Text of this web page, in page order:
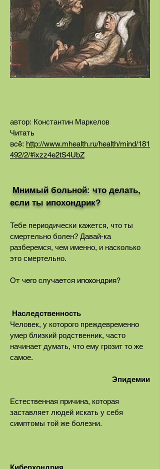
автор: Константин Маркелов
Читать
всё: http://www.mhealth.ru/health/mind/181
492/2/#ixzz4e2tS4UbZ
Мнимый больной: что делать,
если ты ипохондрик?
Тебе периодически кажется, что ты
смертельно болен? Давай-ка
разберемся, чем именно, и насколько
это смертельно.
От чего случается ипохондрия?
Наследственность
Человек, у которого преждевременно
умер близкий родственник, часто
начинает думать, что ему грозит то же
самое.
Эпидемии
Естественная причина, которая
заставляет людей искать у себя
симптомы той же болезни.
Киберхондрия